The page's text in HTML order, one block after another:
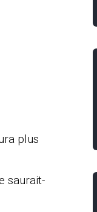
plus
saurait-